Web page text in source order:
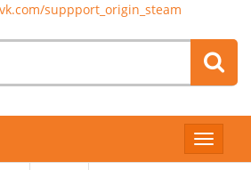
suppport_origin_steam
Toggle